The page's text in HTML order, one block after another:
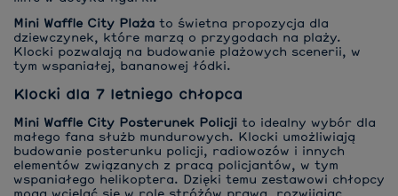
Mini Waffle City Plaża to świetna propozycja dla
dziewczynek, które marzą o przygodach na plaży.
Klocki pozwalają na budowanie plażowych scenerii, w
tym wspaniałej, bananowej łódki.
Klocki dla 7 letniego chłopca
Mini Waffle City Posterunek Policji to idealny wybór dla
małego fana służb mundurowych. Klocki umożliwiają
budowanie posterunku policji, radiowozów i innych
elementów związanych z pracą policjantów, w tym
wspaniałego helikoptera. Dzięki temu zestawowi chłopcy